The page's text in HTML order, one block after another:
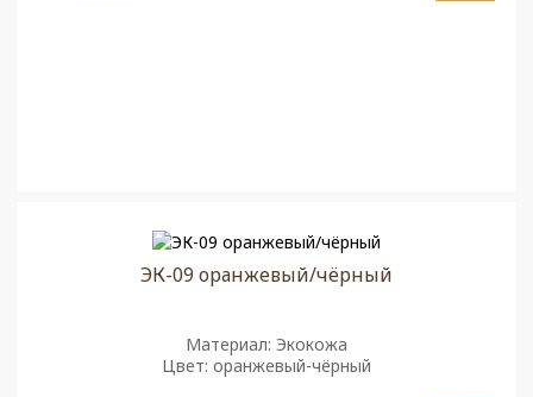
ЭК-09 оранжевый/чёрный
Материал: Экокожа
Цвет: оранжевый-чёрный